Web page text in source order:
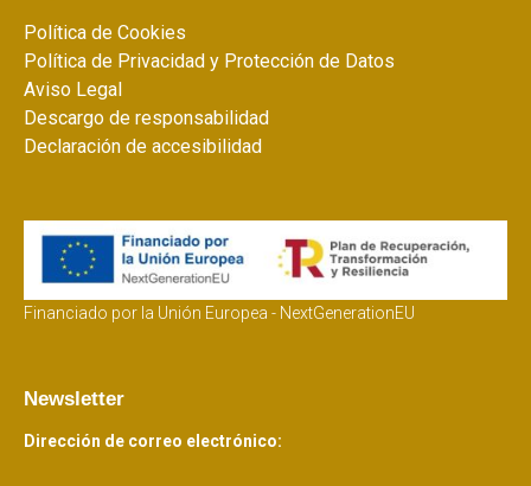
Política de Cookies
Política de Privacidad y Protección de Datos
Aviso Legal
Descargo de responsabilidad
Declaración de accesibilidad
Financiado por la Unión Europea - NextGenerationEU
Newsletter
Dirección de correo electrónico: